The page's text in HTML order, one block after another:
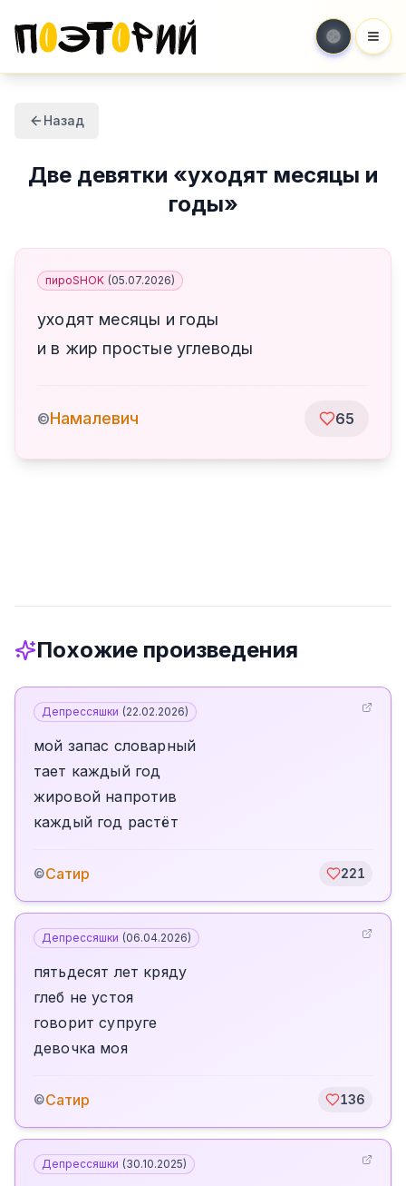
Назад
Две девятки «уходят месяцы и
годы»
пироSHOK (05.07.2026)
уходят месяцы и годы
и в жир простые углеводы
©Намалевич 65
Похожие произведения
Депрессяшки (22.02.2026)
мой запас словарный
тает каждый год
жировой напротив
каждый год растёт
©Сатир 221
Депрессяшки (06.04.2026)
пятьдесят лет кряду
глеб не устоя
говорит супруге
девочка моя
©Сатир 136
Депрессяшки (30.10.2025)